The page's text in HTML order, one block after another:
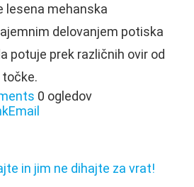
lesena mehanska
delovanjem potiska
potuje prek različnih ovir od
0 ogledov
Email